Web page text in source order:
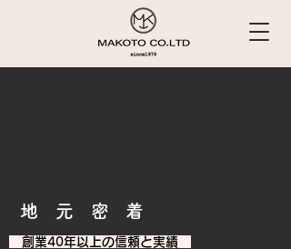
創業40年以上の信頼と実績
地 元 密 着